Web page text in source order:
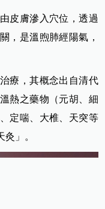
皮膚滲入穴位，透過
，是溫煦肺經陽氣，
療，其概念出自清代
熱之藥物（元胡、細
定喘、大椎、天突等
」。